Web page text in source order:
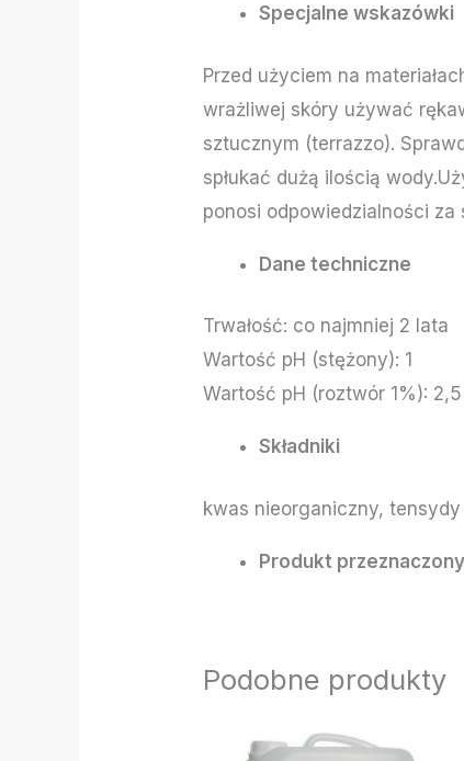
Specjalne wskazówki
Przed użyciem na
wrażliwej skóry używać
sztucznym (terrazzo).
spłukać dużą ilością
ponosi odpowiedzialności za
Dane techniczne
Trwałość: co najmniej 2 lata
Wartość pH (stężony): 1
Wartość pH (roztwór 1%): 2,5
Składniki
kwas nieorganiczny,
Produkt
Podobne produkty